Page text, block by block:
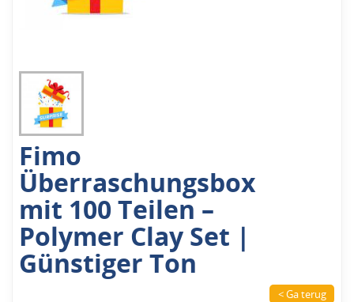
Fimo
Überraschungsbox
mit 100 Teilen –
Polymer Clay Set |
Günstiger Ton
< Ga terug